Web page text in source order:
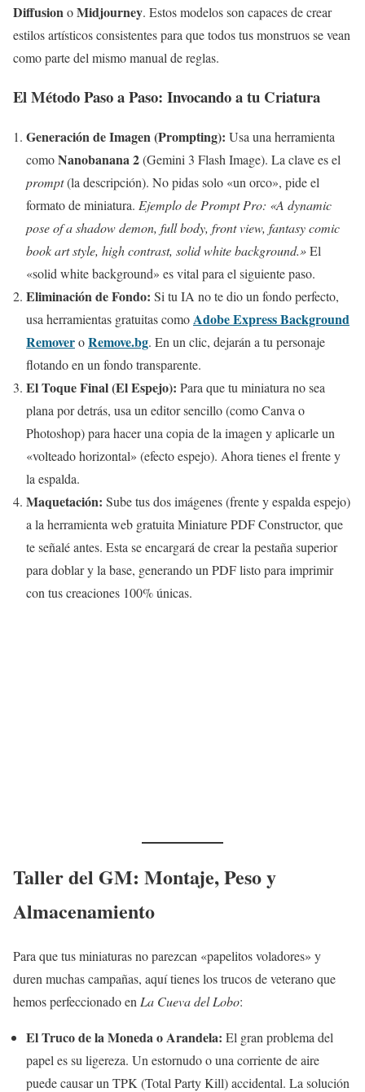
Diffusion oMidjourney. Estos modelos son capaces de crear
estilos artísticos consistentes para que todos tus monstruos se vean
como parte del mismo manual de reglas.
El Método Paso a Paso: Invocando a tu Criatura
Generación de Imagen (Prompting): Usa una herramienta
comoNanobanana 2(Gemini 3 Flash Image). La clave es el
prompt(la descripción). No pidas solo «un orco», pide el
formato de miniatura. Ejemplo de Prompt Pro: «A dynamic
pose of a shadow demon, full body, front view, fantasy comic
book art style, high contrast, solid white background.»El
«solid white background» es vital para el siguiente paso.
Eliminación de Fondo: Si tu IA no te dio un fondo perfecto,
usa herramientas gratuitas comoAdobe Express Background
RemoveroRemove.bg. En un clic, dejarán a tu personaje
flotando en un fondo transparente.
El Toque Final (El Espejo): Para que tu miniatura no sea
plana por detrás, usa un editor sencillo (como Canva o
Photoshop) para hacer una copia de la imagen y aplicarle un
«volteado horizontal» (efecto espejo). Ahora tienes el frente y
la espalda.
Maquetación: Sube tus dos imágenes (frente y espalda espejo)
a la herramienta web gratuita Miniature PDF Constructor, que
te señalé antes. Esta se encargará de crear la pestaña superior
para doblar y la base, generando un PDF listo para imprimir
con tus creaciones 100% únicas.
Taller del GM: Montaje, Peso y
Almacenamiento
Para que tus miniaturas no parezcan «papelitos voladores» y
duren muchas campañas, aquí tienes los trucos de veterano que
hemos perfeccionado en La Cueva del Lobo:
El Truco de la Moneda o Arandela: El gran problema del
papel es su ligereza. Un estornudo o una corriente de aire
puede causar un TPK (Total Party Kill) accidental. La solución